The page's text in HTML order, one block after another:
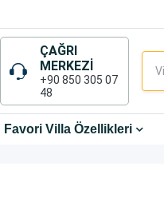
ÇAĞRI
MERKEZİ
+90 850 305 07
48
Favori Villa Özellikleri